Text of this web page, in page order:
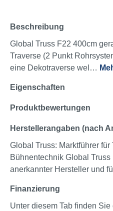
Beschreibung
Global Truss F22 400cm
Traverse (2 Punkt
eine Dekotraverse wel…
Eigenschaften
Produktbewertungen
Herstellerangaben (nach
Global Truss: Marktführer für
Bühnentechnik Global Truss
anerkannter Hersteller und fü
Finanzierung
Unter diesem Tab finden Sie